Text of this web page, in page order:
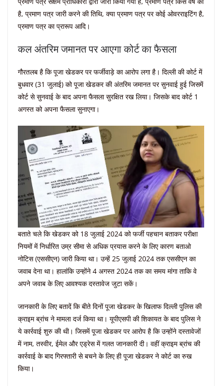
है, प्रमाण पत्र जारी करने की तिथि, क्या प्रमाण पत्र पर कोई ओवरराइटिंग है,
प्रमाण पत्र का प्रारूप आदि।
कल अंतरिम जमानत पर आएगा कोर्ट का फैसला
गौरतलब है कि पूजा खेडकर पर फर्जीवाड़े का आरोप लगा है। दिल्ली की कोर्ट में
बुधवार (31 जुलाई) को पूजा खेडकर की अंतरिम जमानत पर सुनवाई हुई जिसमें
कोर्ट से सुनवाई के बाद अपना फैसला सुरक्षित रख लिया। जिसके बाद कोर्ट 1
अगस्त को अपना फैसला सुनाएगा।
बताते चले कि खेडकर को 18 जुलाई 2024 को फर्जी पहचान बताकर परीक्षा
नियमों में निर्धारित उम्र सीमा से अधिक प्रयास करने के लिए कारण बताओ
नोटिस (एससीएन) जारी किया था। उन्हें 25 जुलाई 2024 तक एससीएन का
जवाब देना था। हालांकि उन्होंने 4 अगस्त 2024 तक का समय मांगा ताकि वे
अपने जवाब के लिए आवश्यक दस्तावेज जुटा सकें।
जानकारी के लिए बतादें कि बीते दिनों पूजा खेडकर के खिलाफ दिल्ली पुलिस की
क्राइम ब्रांच ने मामला दर्ज किया था। यूपीएसपी की शिकायत के बाद पुलिस ने
ये कार्रवाई शुरु की थी। जिसमें पूजा खेडकर पर आरोप है कि उन्होंने दस्तावेजों
में नाम, तस्वीर, ईमेल और एड्रेस में गलत जानकारी दी। वहीं क्राइम ब्रांच की
कार्रवाई के बाद गिरफ्तारी से बचने के लिए ही पूजा खेडकर ने कोर्ट का रुख
किया।